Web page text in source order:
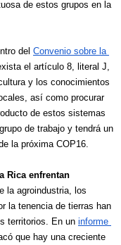
de estos grupos en la
del Convenio sobre la
el artículo 8, literal J,
y los conocimientos
así como procurar
de estos sistemas
de trabajo y tendrá un
la próxima COP16.
Rica enfrentan
la agroindustria, los
la tenencia de tierras han
territorios. En un informe
que hay una creciente